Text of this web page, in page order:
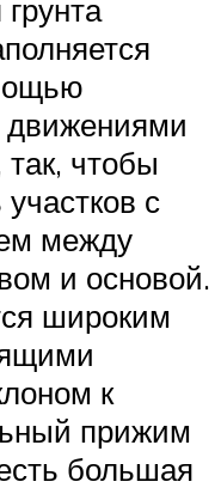
движениями
так, чтобы
с
между
и основой.
широким
к
прижим
большая